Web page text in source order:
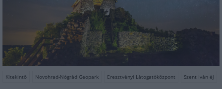
Kitekintő Novohrad-Nógrád Geopark Eresztvényi Látogatóközpont Szent Iván éj